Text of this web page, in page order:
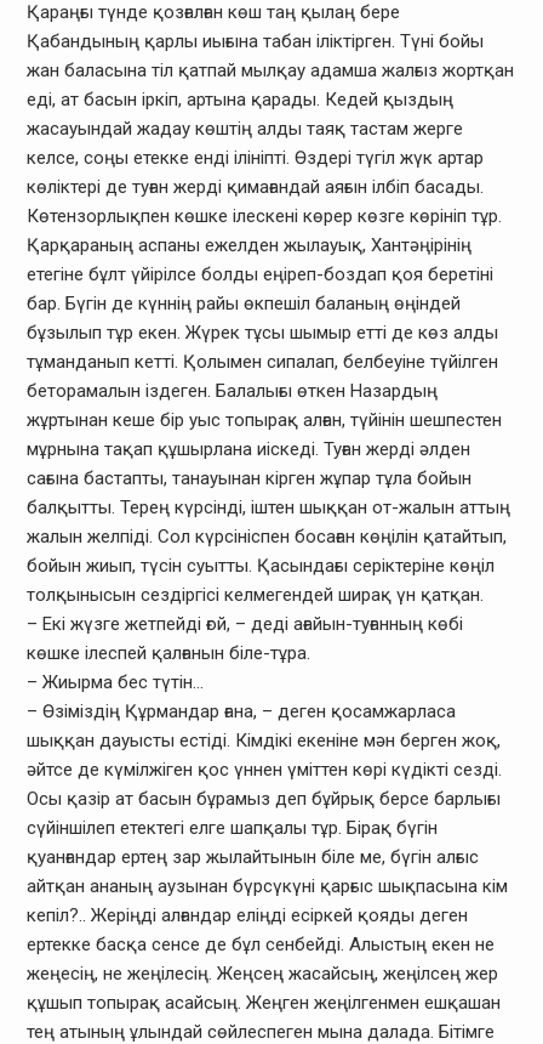
Қараңғы түнде қозғалған көш таң қылаң бере
Қабандының қарлы иығына табан іліктірген. Түні бойы
жан баласына тіл қатпай мылқау адамша жалғыз жортқан
еді, ат басын іркіп, артына қарады. Кедей қыздың
жасауындай жадау көштің алды таяқ тастам жерге
келсе, соңы етекке енді ілініпті. Өздері түгіл жүк артар
көліктері де туған жерді қимағандай аяғын ілбіп басады.
Көтензорлықпен көшке ілескені көрер көзге көрініп тұр.
Қарқараның аспаны ежелден жылауық, Хантәңірінің
етегіне бұлт үйірілсе болды еңіреп-боздап қоя беретіні
бар. Бүгін де күннің райы өкпешіл баланың өңіндей
бұзылып тұр екен. Жүрек тұсы шымыр етті де көз алды
тұманданып кетті. Қолымен сипалап, белбеуіне түйілген
беторамалын іздеген. Балалығы өткен Назардың
жұртынан кеше бір уыс топырақ алған, түйінін шешпестен
мұрнына тақап құшырлана иіскеді. Туған жерді әлден
сағына бастапты, танауынан кірген жұпар тұла бойын
балқытты. Терең күрсінді, іштен шыққан от-жалын аттың
жалын желпіді. Сол күрсініспен босаған көңілін қатайтып,
бойын жиып, түсін суытты. Қасындағы серіктеріне көңіл
толқынысын сездіргісі келмегендей ширақ үн қатқан.
– Екі жүзге жетпейді ғой, – деді ағайын-туғанның көбі
көшке ілеспей қалғанын біле-тұра.
– Жиырма бес түтін…
– Өзіміздің Құрмандар ғана, – деген қосамжарласа
шыққан дауысты естіді. Кімдікі екеніне мән берген жоқ,
әйтсе де күмілжіген қос үннен үміттен көрі күдікті сезді.
Осы қазір ат басын бұрамыз деп бұйрық берсе барлығы
сүйіншілеп етектегі елге шапқалы тұр. Бірақ бүгін
қуанғандар ертең зар жылайтынын біле ме, бүгін алғыс
айтқан ананың аузынан бүрсүкүні қарғыс шықпасына кім
кепіл?.. Жеріңді алғандар еліңді есіркей қояды деген
ертекке басқа сенсе де бұл сенбейді. Алыстың екен не
жеңесің, не жеңілесің. Жеңсең жасайсың, жеңілсең жер
құшып топырақ асайсың. Жеңген жеңілгенмен ешқашан
тең атының ұлындай сөйлеспеген мына далада. Бітімге